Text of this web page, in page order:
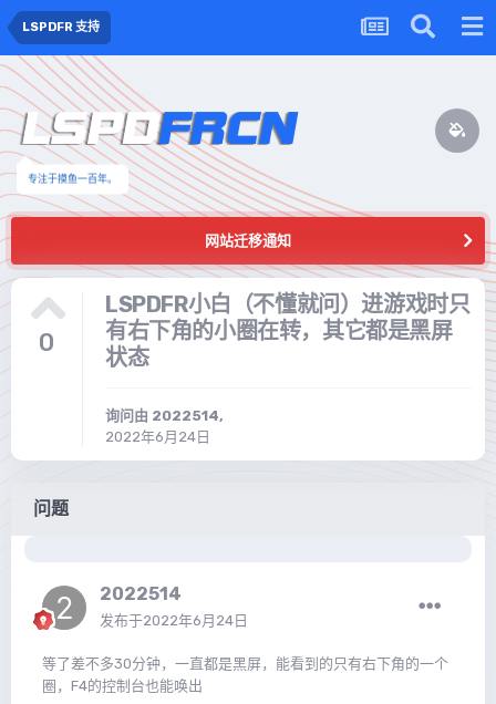
LSPDFR 支持
专注于摸鱼一百年。
网站迁移通知
0
LSPDFR小白（不懂就问）进游戏时只
有右下角的小圈在转，其它都是黑屏
状态
询问由 2022514,
2022年6月24日
问题
2022514
发布于2022年6月24日
等了差不多30分钟，一直都是黑屏，能看到的只有右下角的一个
圈，F4的控制台也能唤出